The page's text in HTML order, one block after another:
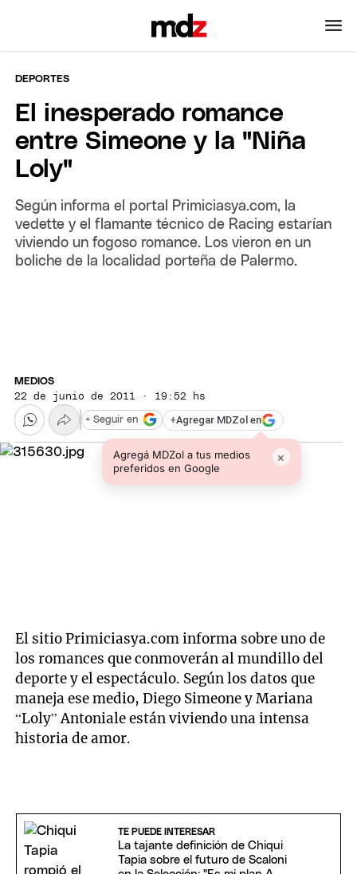
DEPORTES
El inesperado romance
entre Simeone y la "Niña
Loly"
Según informa el portal Primiciasya.com, la
vedette y el flamante técnico de Racing estarían
viviendo un fogoso romance. Los vieron en un
boliche de la localidad porteña de Palermo.
MEDIOS
22 de junio de 2011 · 19:52 hs
+Agregar MDZol en
Agregá MDZol a tus medios
preferidos en Google
×
+ Seguir en
El sitio Primiciasya.com informa sobre uno de
los romances que conmoverán al mundillo del
deporte y el espectáculo. Según los datos que
maneja ese medio, Diego Simeone y Mariana
“Loly” Antoniale están viviendo una intensa
historia de amor.
TE PUEDE INTERESAR
La tajante definición de Chiqui
Tapia sobre el futuro de Scaloni